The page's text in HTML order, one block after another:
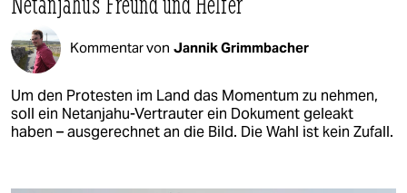
Kommentar von Jannik Grimmbacher
Um den Protesten im Land das Momentum zu nehmen,
soll ein Netanjahu-Vertrauter ein Dokument geleakt
haben – ausgerechnet an die Bild. Die Wahl ist kein Zufall.